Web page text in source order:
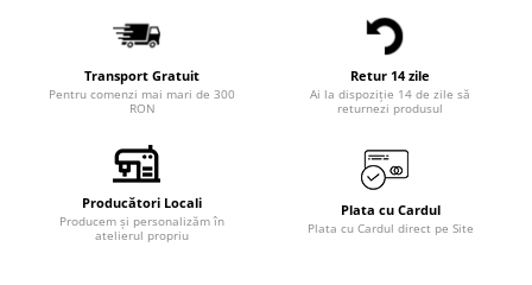
Transport Gratuit
Pentru comenzi mai mari de 300
RON
Retur 14 zile
Ai la dispoziție 14 de zile să
returnezi produsul
Producători Locali
Producem și personalizăm în
atelierul propriu
Plata cu Cardul
Plata cu Cardul direct pe Site